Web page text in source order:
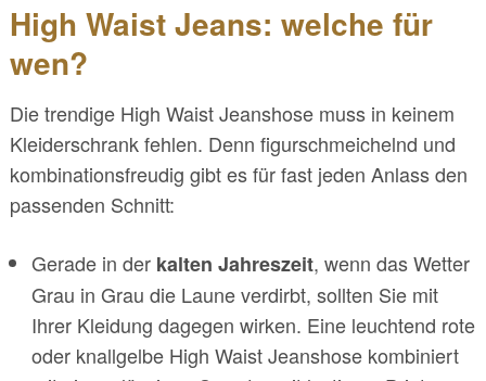
High Waist Jeans: welche für
wen?
Die trendige High Waist Jeanshose muss in keinem
Kleiderschrank fehlen. Denn figurschmeichelnd und
kombinationsfreudig gibt es für fast jeden Anlass den
passenden Schnitt:
Gerade in der kalten Jahreszeit, wenn das Wetter
Grau in Grau die Laune verdirbt, sollten Sie mit
Ihrer Kleidung dagegen wirken. Eine leuchtend rote
oder knallgelbe High Waist Jeanshose kombiniert